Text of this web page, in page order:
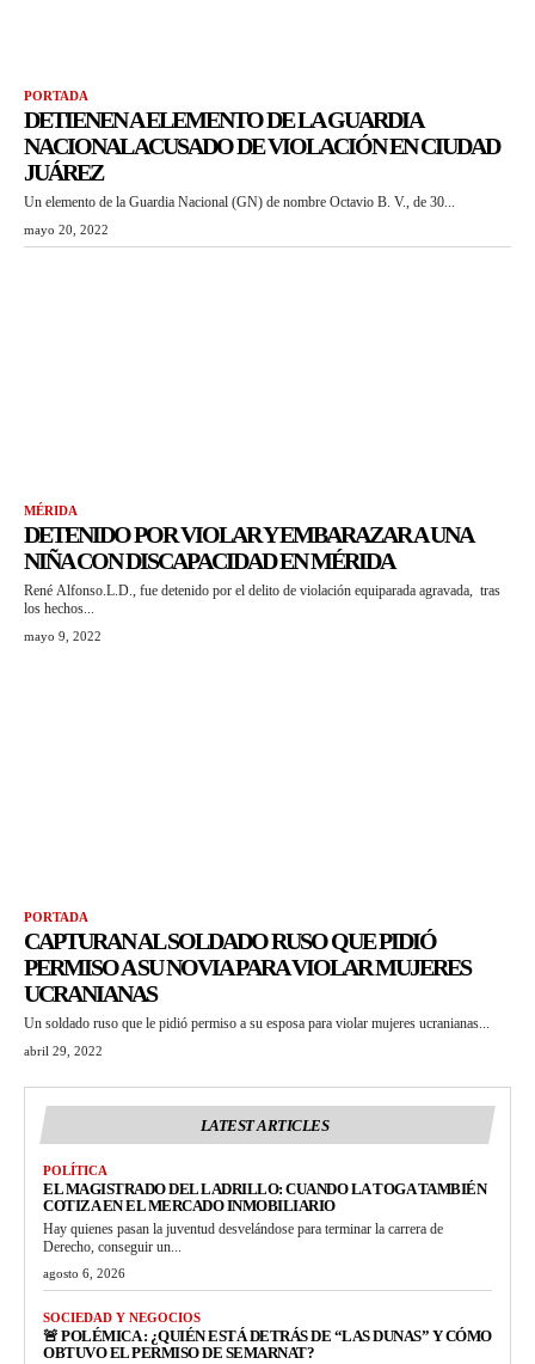
PORTADA
DETIENEN A ELEMENTO DE LA GUARDIA
NACIONAL ACUSADO DE VIOLACIÓN EN CIUDAD
JUÁREZ
Un elemento de la Guardia Nacional (GN) de nombre Octavio B. V., de 30...
mayo 20, 2022
MÉRIDA
DETENIDO POR VIOLAR Y EMBARAZAR A UNA
NIÑA CON DISCAPACIDAD EN MÉRIDA
René Alfonso.L.D., fue detenido por el delito de violación equiparada agravada, tras
los hechos...
mayo 9, 2022
PORTADA
CAPTURAN AL SOLDADO RUSO QUE PIDIÓ
PERMISO A SU NOVIA PARA VIOLAR MUJERES
UCRANIANAS
Un soldado ruso que le pidió permiso a su esposa para violar mujeres ucranianas...
abril 29, 2022
LATEST ARTICLES
POLÍTICA
EL MAGISTRADO DEL LADRILLO: CUANDO LA TOGA TAMBIÉN
COTIZA EN EL MERCADO INMOBILIARIO
Hay quienes pasan la juventud desvelándose para terminar la carrera de
Derecho, conseguir un...
agosto 6, 2026
SOCIEDAD Y NEGOCIOS
🚨 POLÉMICA : ¿QUIÉN ESTÁ DETRÁS DE “LAS DUNAS” Y CÓMO
OBTUVO EL PERMISO DE SEMARNAT?